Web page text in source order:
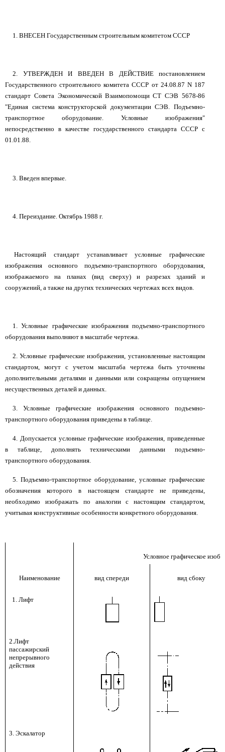
1. ВНЕСЕН Государственным строительным комитетом СССР
2. УТВЕРЖДЕН И ВВЕДЕН В ДЕЙСТВИЕ постановлением
Государственного строительного комитета СССР от 24.08.87 N 187
стандарт Совета Экономической Взаимопомощи СТ СЭВ 5678-86
"Единая система конструкторской документации СЭВ. Подъемно-
транспортное оборудование. Условные изображения"
непосредственно в качестве государственного стандарта СССР с
01.01.88.
3. Введен впервые.
4. Переиздание. Октябрь 1988 г.
Настоящий стандарт устанавливает условные графические
изображения основного подъемно-транспортного оборудования,
изображаемого на планах (вид сверху) и разрезах зданий и
сооружений, а также на других технических чертежах всех видов.
1. Условные графические изображения подъемно-транспортного
оборудования выполняют в масштабе чертежа.
2. Условные графические изображения, установленные настоящим
стандартом, могут с учетом масштаба чертежа быть уточнены
дополнительными деталями и данными или сокращены опущением
несущественных деталей и данных.
3. Условные графические изображения основного подъемно-
транспортного оборудования приведены в таблице.
4. Допускается условные графические изображения, приведенные
в таблице, дополнять техническими данными подъемно-
транспортного оборудования.
5. Подъемно-транспортное оборудование, условные графические
обозначения которого в настоящем стандарте не приведены,
необходимо изображать по аналогии с настоящим стандартом,
учитывая конструктивные особенности конкретного оборудования.
Условное графическое
Наименование вид спереди вид сбоку
1. Лифт
2.Лифт
пассажирский
непрерывного
действия
3. Эскалатор